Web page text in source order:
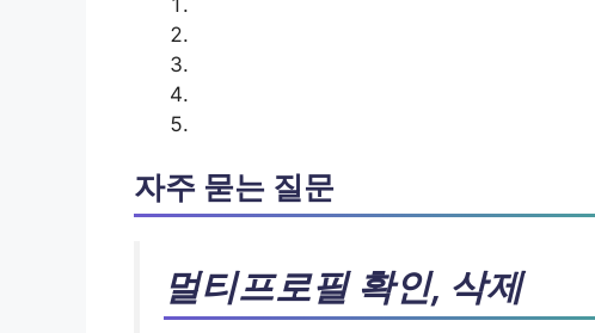
자주 묻는 질문
멀티프로필 확인, 삭제